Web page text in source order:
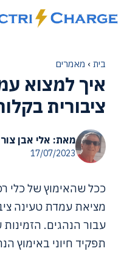
לתוכן
בית › מאמרים
איך למצוא
ציבורית
מאת: אלי אבן צור
17/07/2023
ככל שהאימוץ של כלי
מציאת עמדת טעינה
עבור הנהגים.
תפקיד חיוני באימוץ